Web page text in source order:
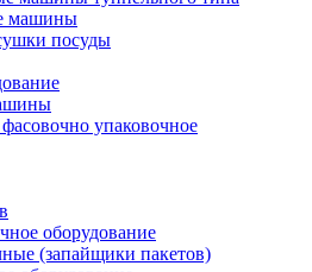
машины
посуды
упаковочное
оборудование
(запайщики пакетов)